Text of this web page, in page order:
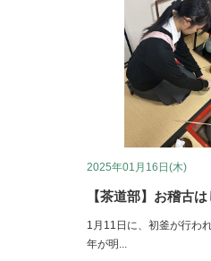
2025年01月16日(木)
【茶道部】お稽古は
1月11日に、初釜が行わ
年が明...